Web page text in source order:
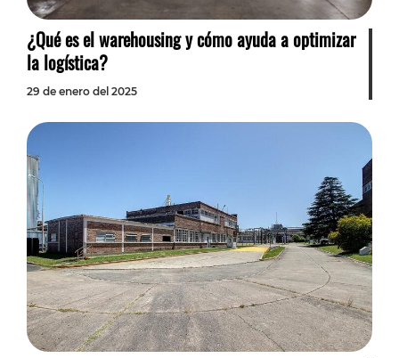
¿Qué es el warehousing y cómo ayuda a optimizar
la logística?
29 de enero del 2025